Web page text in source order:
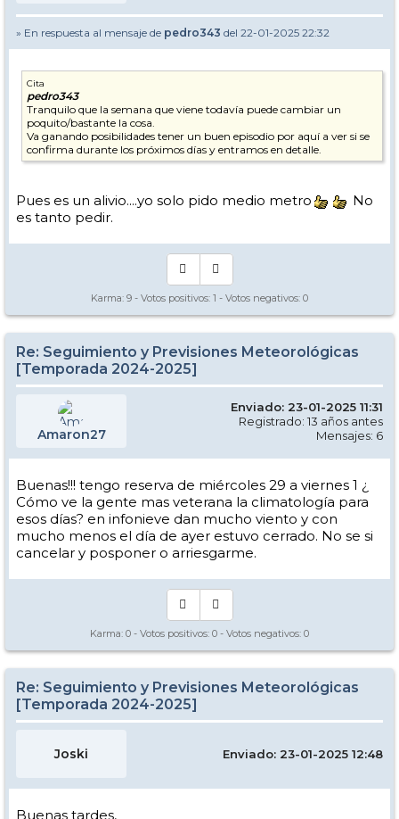
» En respuesta al mensaje de pedro343 del 22-01-2025 22:32
Cita
pedro343
Tranquilo que la semana que viene todavía puede cambiar un
poquito/bastante la cosa.
Va ganando posibilidades tener un buen episodio por aquí a ver si se
confirma durante los próximos días y entramos en detalle.
Pues es un alivio....yo solo pido medio metro
No
es tanto pedir.
Karma: 9 - Votos positivos: 1 - Votos negativos: 0
Re: Seguimiento y Previsiones Meteorológicas
[Temporada 2024-2025]
Amaron27
Enviado: 23-01-2025 11:31
Registrado: 13 años antes
Mensajes: 6
Buenas!!! tengo reserva de miércoles 29 a viernes 1 ¿
Cómo ve la gente mas veterana la climatología para
esos días? en infonieve dan mucho viento y con
mucho menos el día de ayer estuvo cerrado. No se si
cancelar y posponer o arriesgarme.
Karma: 0 - Votos positivos: 0 - Votos negativos: 0
Re: Seguimiento y Previsiones Meteorológicas
[Temporada 2024-2025]
Joski Enviado: 23-01-2025 12:48
Buenas tardes,